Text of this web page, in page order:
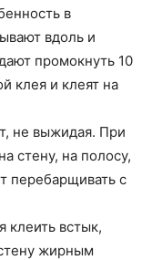
в
вдоль и
промокнуть 10
клея и клеят на
не выжидая. При
стену, на полосу,
перебарщивать с
клеить встык,
жирным